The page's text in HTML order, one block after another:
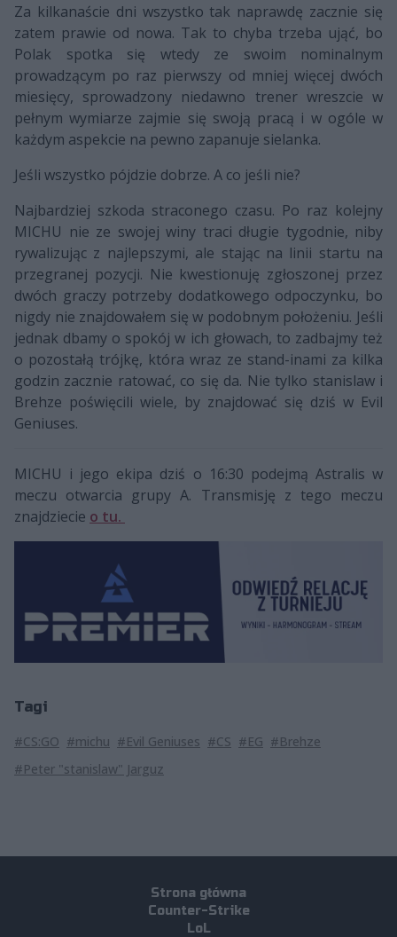
Za kilkanaście dni wszystko tak naprawdę zacznie się
zatem prawie od nowa. Tak to chyba trzeba ująć, bo
Polak spotka się wtedy ze swoim nominalnym
prowadzącym po raz pierwszy od mniej więcej dwóch
miesięcy, sprowadzony niedawno trener wreszcie w
pełnym wymiarze zajmie się swoją pracą i w ogóle w
każdym aspekcie na pewno zapanuje sielanka.
Jeśli wszystko pójdzie dobrze. A co jeśli nie?
Najbardziej szkoda straconego czasu. Po raz kolejny
MICHU nie ze swojej winy traci długie tygodnie, niby
rywalizując z najlepszymi, ale stając na linii startu na
przegranej pozycji. Nie kwestionuję zgłoszonej przez
dwóch graczy potrzeby dodatkowego odpoczynku, bo
nigdy nie znajdowałem się w podobnym położeniu. Jeśli
jednak dbamy o spokój w ich głowach, to zadbajmy też
o pozostałą trójkę, która wraz ze stand-inami za kilka
godzin zacznie ratować, co się da. Nie tylko stanislaw i
Brehze poświęcili wiele, by znajdować się dziś w Evil
Geniuses.
MICHU i jego ekipa dziś o 16:30 podejmą Astralis w
meczu otwarcia grupy A. Transmisję z tego meczu
znajdziecie o tu.
Tagi
#CS:GO #michu #Evil Geniuses #CS #EG #Brehze
#Peter "stanislaw" Jarguz
Strona główna
Counter-Strike
LoL